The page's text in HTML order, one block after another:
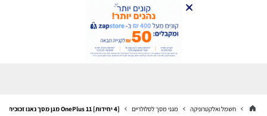
חשמל ואלקטרוניקה מגני מסך לסלולריים [4 יחידות] OnePlus 11 מגן מסך נאנו זכוכית 9H סקרין מובייל